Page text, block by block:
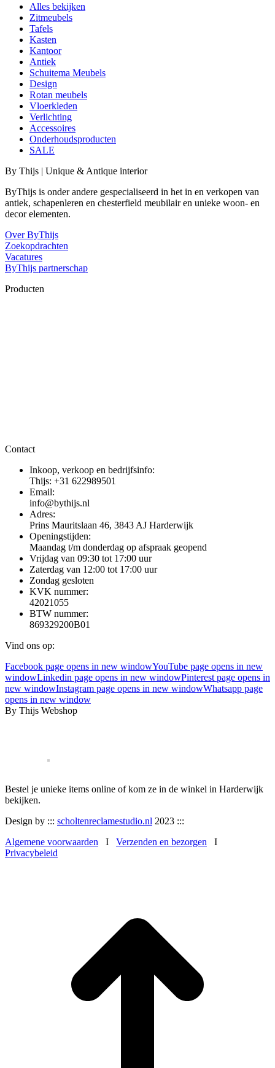
Alles bekijken
Zitmeubels
Tafels
Kasten
Kantoor
Antiek
Schuitema Meubels
Design
Rotan meubels
Vloerkleden
Verlichting
Accessoires
Onderhoudsproducten
SALE
By Thijs | Unique & Antique interior
ByThijs is onder andere gespecialiseerd in het in en verkopen van
antiek, schapenleren en chesterfield meubilair en unieke woon- en
decor elementen.
Over ByThijs
Zoekopdrachten
Vacatures
ByThijs partnerschap
Producten
Contact
Inkoop, verkoop en bedrijfsinfo:
Thijs: +31 622989501
Email:
info@bythijs.nl
Adres:
Prins Mauritslaan 46, 3843 AJ Harderwijk
Openingstijden:
Maandag t/m donderdag op afspraak geopend
Vrijdag van 09:30 tot 17:00 uur
Zaterdag van 12:00 tot 17:00 uur
Zondag gesloten
KVK nummer:
42021055
BTW nummer:
869329200B01
Vind ons op:
Facebook page opens in new windowYouTube page opens in new
windowLinkedin page opens in new windowPinterest page opens in
new windowInstagram page opens in new windowWhatsapp page
opens in new window
By Thijs Webshop
Bestel je unieke items online of kom ze in de winkel in Harderwijk
bekijken.
Design by ::: scholtenreclamestudio.nl 2023 :::
Algemene voorwaarden I Verzenden en bezorgen I
Privacybeleid